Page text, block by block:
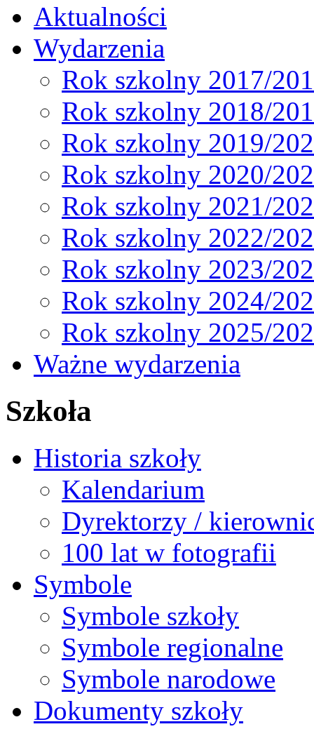
Aktualności
Wydarzenia
Rok szkolny 2017/
Rok szkolny 2018/
Rok szkolny 2019/
Rok szkolny 2020/
Rok szkolny 2021/
Rok szkolny 2022/
Rok szkolny 2023/
Rok szkolny 2024/
Rok szkolny 2025/
Ważne wydarzenia
Szkoła
Historia szkoły
Kalendarium
Dyrektorzy /
100 lat w fotografii
Symbole
Symbole szkoły
Symbole regionalne
Symbole narodowe
Dokumenty szkoły